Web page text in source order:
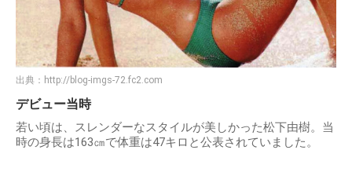
出典： http://blog-imgs-72.fc2.com
デビュー当時
若い頃は、スレンダーなスタイルが美しかった松下由樹。当
時の身長は163㎝で体重は47キロと公表されていました。